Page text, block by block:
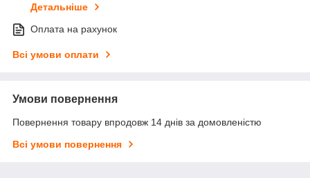
Детальніше
Оплата на рахунок
Всі умови оплати
Умови повернення
Повернення товару впродовж 14 днів за домовленістю
Всі умови повернення